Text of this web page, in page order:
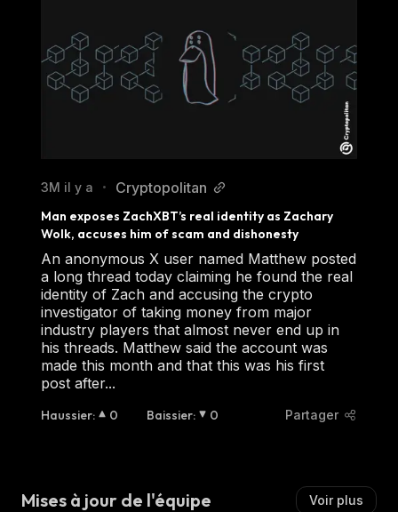
3M il y a • Cryptopolitan
Man exposes ZachXBT’s real identity as Zachary
Wolk, accuses him of scam and dishonesty
An anonymous X user named Matthew posted
a long thread today claiming he found the real
identity of Zach and accusing the crypto
investigator of taking money from major
industry players that almost never end up in
his threads. Matthew said the account was
made this month and that this was his first
post after...
Haussier: 0 Baissier: 0 Partager
Mises à jour de l'équipe Voir plus